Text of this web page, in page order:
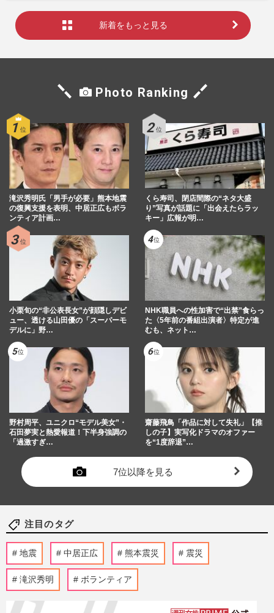
新着をもっと見る
Photo Ranking
滝沢秀明氏「男手が必要」熊本地震
の復興支援を表明、中居正広もボラ
ンティア計画…
くら寿司、閉店間際の“ネタ大盛
り”写真が話題に「出会えたらラッ
キー」広報が明…
小栗旬の“非公表長女”が顔隠しデビ
ュー、透ける山田優の「スーパーモ
デルに」野…
NHK職員への性加害で“出禁”食らっ
た〈5年前の番組出演者〉特定が進
むも、ネット…
野村周平、ユニクロ“モデル美女”・
石田夢実と熱愛報道！下半身強調の
「過激すぎ…
齋藤飛鳥「作品に対して失礼」【推
しの子】実写化ドラマのオファー
を“1度辞退”…
7位以降を見る
注目のタグ
地震 中居正広 熊本震災 震災
滝沢秀明 ボランティア